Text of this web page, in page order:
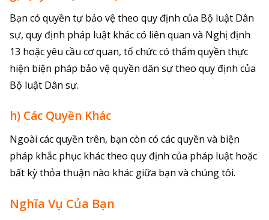
Bạn có quyền tự bảo vệ theo quy định của Bộ luật Dân
sự, quy định pháp luật khác có liên quan và Nghị định
13 hoặc yêu cầu cơ quan, tổ chức có thẩm quyền thực
hiện biện pháp bảo vệ quyền dân sự theo quy định của
Bộ luật Dân sự.
h) Các Quyền Khác
Ngoài các quyền trên, bạn còn có các quyền và biện
pháp khắc phục khác theo quy định của pháp luật hoặc
bất kỳ thỏa thuận nào khác giữa bạn và chúng tôi.
Nghĩa Vụ Của Bạn